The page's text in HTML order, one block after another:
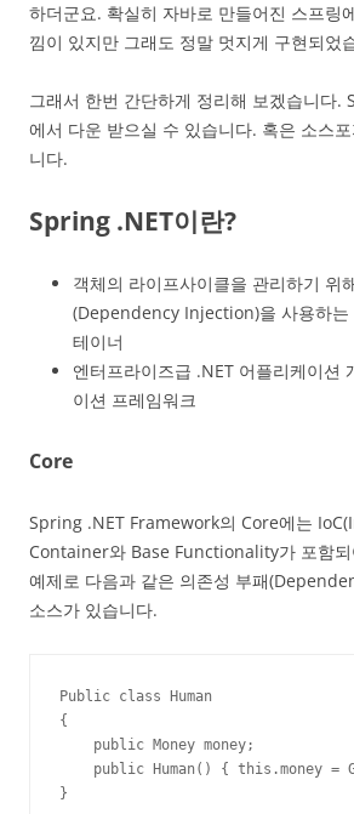
하더군요. 확실히 자바로 만들어진 스프링
낌이 있지만 그래도 정말 멋지게 구현되었
그래서 한번 간단하게 정리해 보겠습니다.
에서 다운 받으실 수 있습니다. 혹은 소스
니다.
Spring .NET이란?
객체의 라이프사이클을 관리하기 위
(Dependency Injection)을 사용하
테이너
엔터프라이즈급 .NET 어플리케이션
이션 프레임워크
Core
Spring .NET Framework의 Core에는
Container와 Base Functionality가 포함
예제로 다음과 같은 의존성 부패
소스가 있습니다.
Public class Human
{
public Money money;
public Human() { this.money =
}